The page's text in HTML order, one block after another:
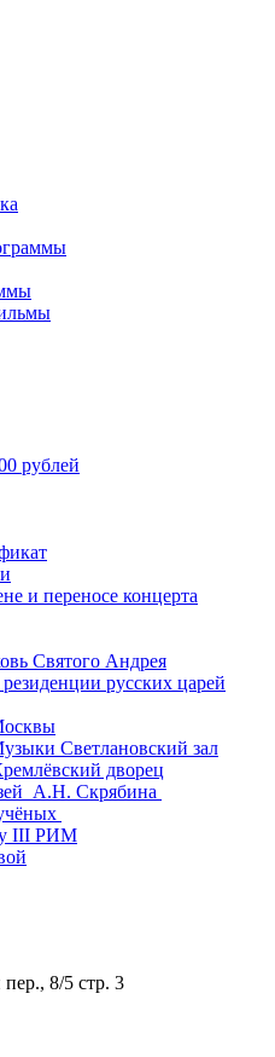
рублей
и переносе концерта
Святого Андрея
русских царей
Светлановский зал
дворец
А.Н. Скрябина
III РИМ
8/5 стр. 3